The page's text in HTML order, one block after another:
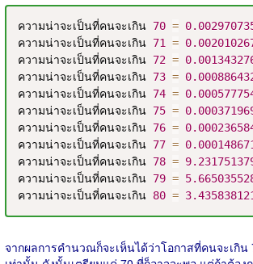
ความน่าจะเป็นที่คนจะเกิน 70 =
ความน่าจะเป็นที่คนจะเกิน 71 =
ความน่าจะเป็นที่คนจะเกิน 72 =
ความน่าจะเป็นที่คนจะเกิน 73 =
ความน่าจะเป็นที่คนจะเกิน 74 =
ความน่าจะเป็นที่คนจะเกิน 75 =
ความน่าจะเป็นที่คนจะเกิน 76 =
ความน่าจะเป็นที่คนจะเกิน 77 =
ความน่าจะเป็นที่คนจะเกิน 78 =
ความน่าจะเป็นที่คนจะเกิน 79 =
ความน่าจะเป็นที่คนจะเกิน 80 =
จากผลการคำนวณก็จะเห็นได้ว่าโอกาสที่คนจะเกิ